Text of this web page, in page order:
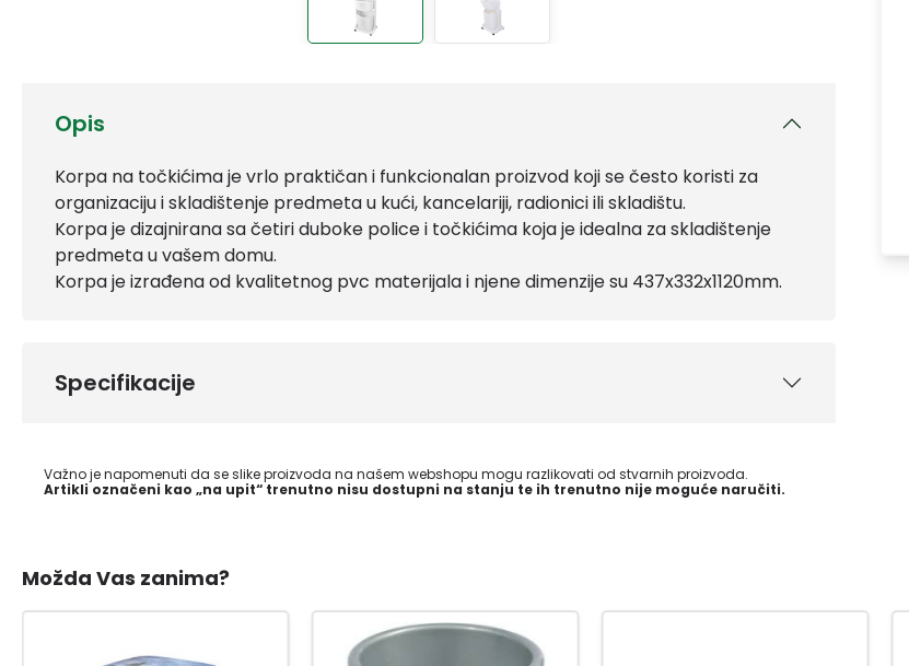
Opis
Korpa na točkićima je vrlo praktičan i funkcionalan proizvod koji se često koristi za
organizaciju i skladištenje predmeta u kući, kancelariji, radionici ili skladištu.
Korpa je dizajnirana sa četiri duboke police i točkićima koja je idealna za skladištenje
predmeta u vašem domu.
Korpa je izrađena od kvalitetnog pvc materijala i njene dimenzije su 437x332x1120mm.
Specifikacije
Važno je napomenuti da se slike proizvoda na našem webshopu mogu razlikovati od stvarnih proizvoda.
Artikli označeni kao „na upit“ trenutno nisu dostupni na stanju te ih trenutno nije moguće naručiti.
Možda Vas zanima?